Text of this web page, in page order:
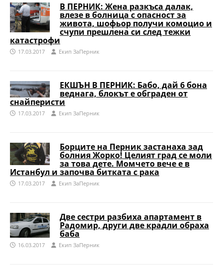
В ПЕРНИК: Жена разкъса далак,
влезе в болница с опасност за
живота, шофьор получи комоцио и
счупи прешлена си след тежки
катастрофи
17.03.2017 Eкип ЗаПерник
ЕКШЪН В ПЕРНИК: Бабо, дай 6 бона
веднага, блокът е обграден от
снайперисти
17.03.2017 Eкип ЗаПерник
Борците на Перник застанаха зад
болния Жорко! Целият град се моли
за това дете. Момчето вече е в
Истанбул и започва битката с рака
17.03.2017 Eкип ЗаПерник
Две сестри разбиха апартамент в
Радомир, други две крадли обраха
баба
16.03.2017 Eкип ЗаПерник